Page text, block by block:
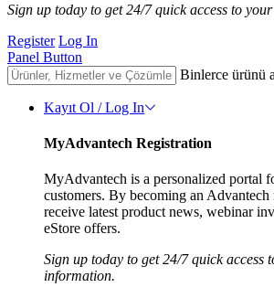
Sign up today to get 24/7 quick access to
Register Log In
Panel Button
Binlerce ürünü
Kayıt Ol / Log In
MyAdvantech Registration
MyAdvantech is a personalized portal
customers. By becoming an Advantech
receive latest product news, webinar
eStore offers.
Sign up today to get 24/7 quick access
information.